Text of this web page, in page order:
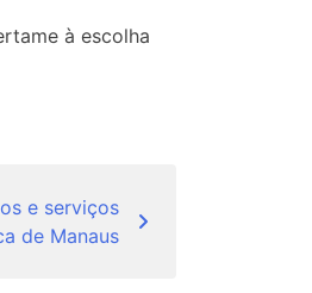
à escolha
e serviços
de Manaus